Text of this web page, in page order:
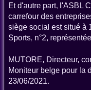
Et d'autre part, l'ASBL
carrefour des
siège social est situé à
Sports, n°2,
MUTORE, Directeur,
Moniteur belge pour la
23/06/2021.